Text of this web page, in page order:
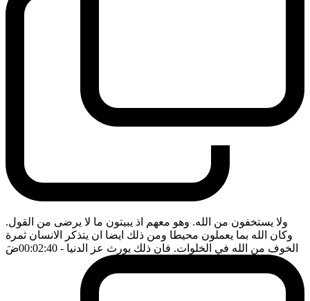
ولا يستخفون من الله. وهو معهم اذ يبيتون ما لا يرضى من القول.
وكان الله بما يعملون محيطا ومن ذلك ايضا ان يتذكر الانسان ثمرة
الخوف من الله في الخلوات. فان ذلك يورث عز الدنيا - 00:02:40 ضَ